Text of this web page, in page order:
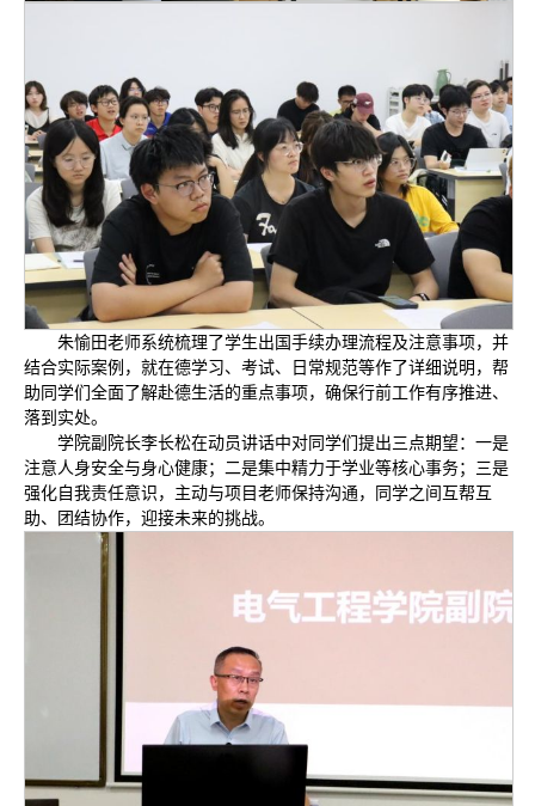
朱愉田老师系统梳理了学生出国手续办理流程及注意事项，并
结合实际案例，就在德学习、考试、日常规范等作了详细说明，帮
助同学们全面了解赴德生活的重点事项，确保行前工作有序推进、
落到实处。
学院副院长李长松在动员讲话中对同学们提出三点期望：一是
注意人身安全与身心健康；二是集中精力于学业等核心事务；三是
强化自我责任意识，主动与项目老师保持沟通，同学之间互帮互
助、团结协作，迎接未来的挑战。